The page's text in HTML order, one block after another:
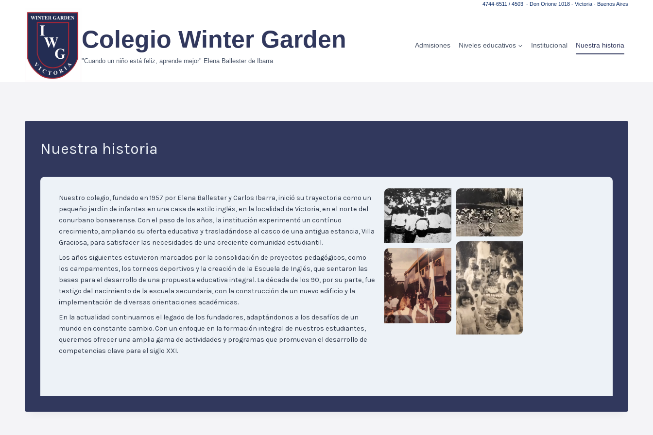
4744-6511 / 4503 - Don Orione 1018 - Victoria - Buenos Aires
Colegio Winter Garden
"Cuando un niño está feliz, aprende mejor" Elena Ballester de Ibarra
Admisiones Niveles educativos Institucional Nuestra historia
Nuestra historia
Nuestro colegio, fundado en 1957 por Elena Ballester y Carlos Ibarra, inició su trayectoria como un
pequeño jardín de infantes en una casa de estilo inglés, en la localidad de Victoria, en el norte del
conurbano bonaerense. Con el paso de los años, la institución experimentó un contínuo
crecimiento, ampliando su oferta educativa y trasladándose al casco de una antigua estancia, Villa
Graciosa, para satisfacer las necesidades de una creciente comunidad estudiantil.
Los años siguientes estuvieron marcados por la consolidación de proyectos pedagógicos, como
los campamentos, los torneos deportivos y la creación de la Escuela de Inglés, que sentaron las
bases para el desarrollo de una propuesta educativa integral. La década de los 90, por su parte, fue
testigo del nacimiento de la escuela secundaria, con la construcción de un nuevo edificio y la
implementación de diversas orientaciones académicas.
En la actualidad continuamos el legado de los fundadores, adaptándonos a los desafíos de un
mundo en constante cambio. Con un enfoque en la formación integral de nuestros estudiantes,
queremos ofrecer una amplia gama de actividades y programas que promuevan el desarrollo de
competencias clave para el siglo XXI.